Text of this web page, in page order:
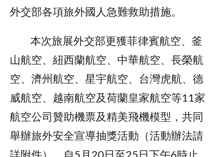
外交部各項旅外國人急難救助措施。
本次旅展外交部更獲菲律賓航空、釜
山航空、紐西蘭航空、中華航空、長榮航
空、濟州航空、星宇航空、台灣虎航、德
威航空、越南航空及荷蘭皇家航空等11家
航空公司贊助機票及精美飛機模型，共同
舉辦旅外安全宣導抽獎活動（活動辦法請